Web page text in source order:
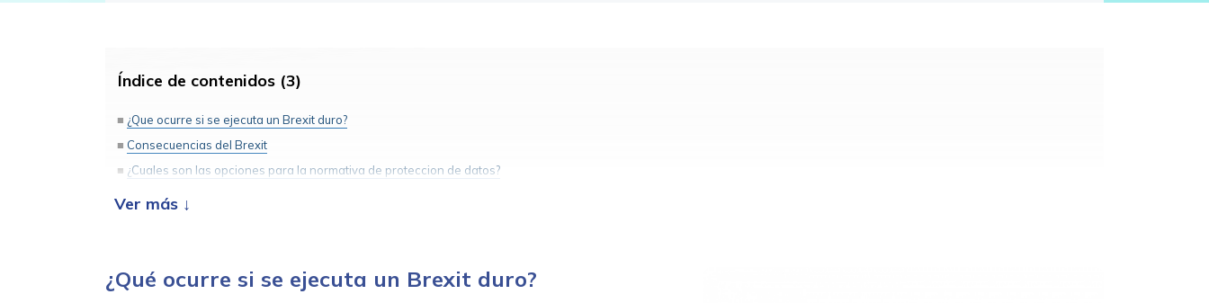
Índice de contenidos (3)
¿Que ocurre si se ejecuta un Brexit duro?
Consecuencias del Brexit
¿Cuales son las opciones para la normativa de proteccion de datos?
¿Qué ocurre si se ejecuta un Brexit duro?